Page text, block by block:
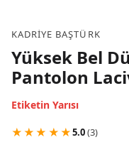
KADRIYE BAŞTÜRK
Yüksek Bel
Pantolon
Etiketin Yarısı
★ ★ ★ ★ ★5.0(3)